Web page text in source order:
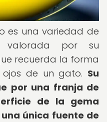
es una variedad de
valorada por su
recuerda la forma
de un gato. Su
por una franja de
de la gema
única fuente de